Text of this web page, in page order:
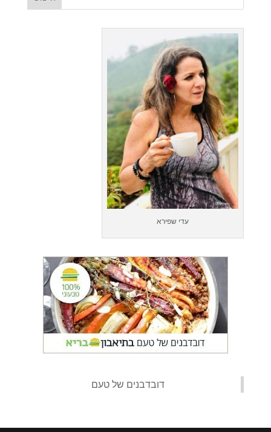
עדי שפירא
‏דובדבנים של טעם‏